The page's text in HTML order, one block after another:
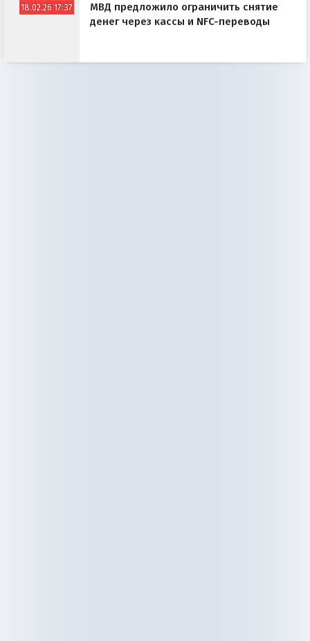
18.02.26 17:37
МВД предложило ограничить снятие
денег через кассы и NFC-переводы